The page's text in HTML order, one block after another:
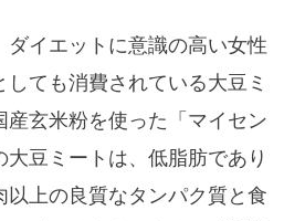
ダイエットに意識の高い女性
ても消費されている大豆ミ
産玄米粉を使った「マイセン
大豆ミートは、低脂肪であり
以上の良質なタンパク質と食